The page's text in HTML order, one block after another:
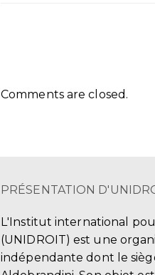
Comments are closed.
PRÉSENTATION
L'Institut international
(UNIDROIT) est une
indépendante dont le